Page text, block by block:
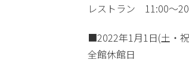
レストラン 11:00～
■2022年1月1日(土・
全館休館日